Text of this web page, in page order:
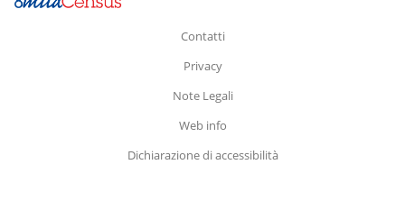
Contatti
Privacy
Note Legali
Web info
Dichiarazione di accessibilità